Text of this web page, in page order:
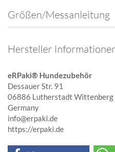
Größen/Messanleitung
Hersteller
eRPaki® Hundezubehör
Dessauer Str. 91
06886 Lutherstadt Wittenberg
Germany
info@erpaki.de
https://erpaki.de